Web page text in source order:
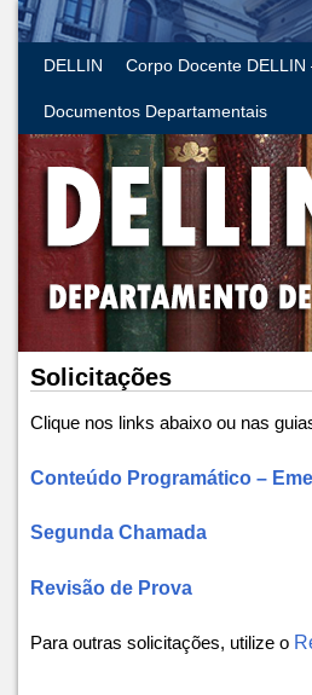
DELLIN Corpo Docente DELLIN
Documentos Departamentais
Solicitações
Clique nos links abaixo ou nas
Conteúdo Programático –
Segunda Chamada
Revisão de Prova
Para outras solicitações, utilize o